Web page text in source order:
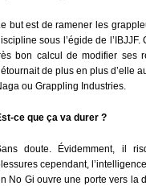
but est de ramener les
sous l’égide de
bon calcul de modifier ses
de plus en plus d’elle
ou Grappling Industries.
ce que ça va durer ?
doute. Évidemment, il
cependant,
No Gi ouvre une porte vers la